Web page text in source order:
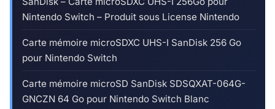
Nintendo Switch – Produit sous License Nintendo
Carte mémoire microSDXC UHS-I SanDisk 256 Go
pour Nintendo Switch
Carte mémoire microSD SanDisk SDSQXAT-064G-
GNCZN 64 Go pour Nintendo Switch Blanc